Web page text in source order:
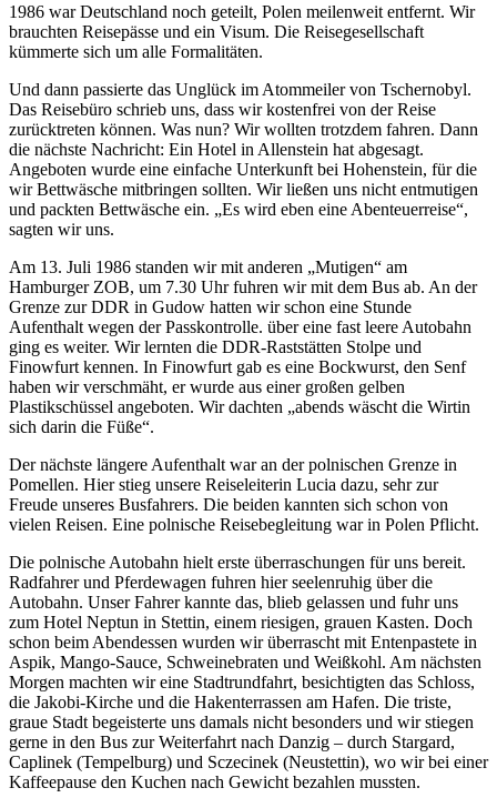
1986 war Deutschland noch geteilt, Polen meilenweit entfernt. Wir
brauchten Reisepässe und ein Visum. Die Reisegesellschaft
kümmerte sich um alle Formalitäten.
Und dann passierte das Unglück im Atommeiler von Tschernobyl.
Das Reisebüro schrieb uns, dass wir kostenfrei von der Reise
zurücktreten können. Was nun? Wir wollten trotzdem fahren. Dann
die nächste Nachricht: Ein Hotel in Allenstein hat abgesagt.
Angeboten wurde eine einfache Unterkunft bei Hohenstein, für die
wir Bettwäsche mitbringen sollten. Wir ließen uns nicht entmutigen
und packten Bettwäsche ein.
Es wird eben eine Abenteuerreise ,
sagten wir uns.
Am 13. Juli 1986 standen wir mit anderen
Mutigen
am
Hamburger ZOB, um 7.30 Uhr fuhren wir mit dem Bus ab. An der
Grenze zur DDR in Gudow hatten wir schon eine Stunde
Aufenthalt wegen der Passkontrolle. über eine fast leere Autobahn
ging es weiter. Wir lernten die DDR-Raststätten Stolpe und
Finowfurt kennen. In Finowfurt gab es eine Bockwurst, den Senf
haben wir verschmäht, er wurde aus einer großen gelben
Plastikschüssel angeboten. Wir dachten
abends wäscht die Wirtin
sich darin die Füße .
Der nächste längere Aufenthalt war an der polnischen Grenze in
Pomellen. Hier stieg unsere Reiseleiterin Lucia dazu, sehr zur
Freude unseres Busfahrers. Die beiden kannten sich schon von
vielen Reisen. Eine polnische Reisebegleitung war in Polen Pflicht.
Die polnische Autobahn hielt erste überraschungen für uns bereit.
Radfahrer und Pferdewagen fuhren hier seelenruhig über die
Autobahn. Unser Fahrer kannte das, blieb gelassen und fuhr uns
zum Hotel Neptun in Stettin, einem riesigen, grauen Kasten. Doch
schon beim Abendessen wurden wir überrascht mit Entenpastete in
Aspik, Mango-Sauce, Schweinebraten und Weißkohl. Am nächsten
Morgen machten wir eine Stadtrundfahrt, besichtigten das Schloss,
die Jakobi-Kirche und die Hakenterrassen am Hafen. Die triste,
graue Stadt begeisterte uns damals nicht besonders und wir stiegen
gerne in den Bus zur Weiterfahrt nach Danzig – durch Stargard,
Caplinek (Tempelburg) und Sczecinek (Neustettin), wo wir bei einer
Kaffeepause den Kuchen nach Gewicht bezahlen mussten.